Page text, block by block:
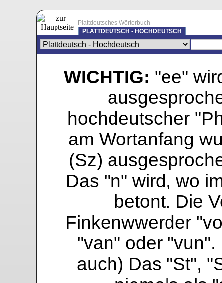
Plattdeutsches Wörterbuch
PLATTDEUTSCH - HOCHDEUTSCH
WICHTIG: "ee"
hochdeutscher
am Wortanfang
(Sz)
Das "n" wird, wo
betont. Die
Finkenwwerder
"van" oder "vun".
auch) Das "St",